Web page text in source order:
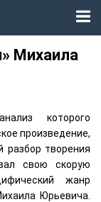
Михаила
которого
произведение,
разбор творения
свою скорую
жанр
Юрьевича.